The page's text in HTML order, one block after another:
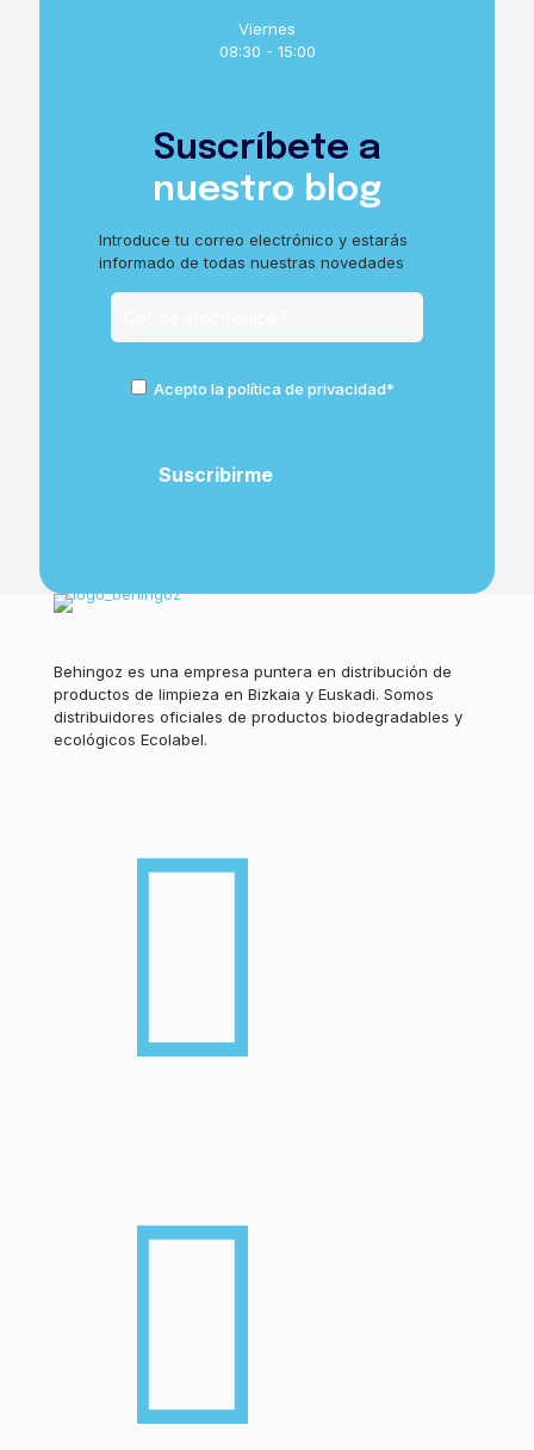
Viernes
08:30 - 15:00
Suscríbete a
nuestro blog
Introduce tu correo electrónico y estarás
informado de todas nuestras novedades
Acepto la política de privacidad*
Behingoz es una empresa puntera en distribución de
productos de limpieza en Bizkaia y Euskadi. Somos
distribuidores oficiales de productos biodegradables y
ecológicos Ecolabel.